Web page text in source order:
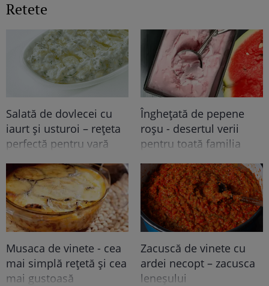
Retete
Salată de dovlecei cu
iaurt și usturoi – rețeta
perfectă pentru vară
Înghețată de pepene
roșu - desertul verii
pentru toată familia
Musaca de vinete - cea
mai simplă rețetă și cea
mai gustoasă
Zacuscă de vinete cu
ardei necopt – zacusca
leneșului